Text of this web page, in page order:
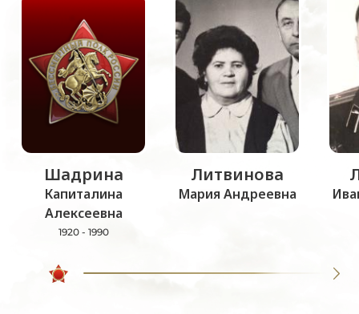
Шадрина
Капиталина
Алексеевна
1920 - 1990
Литвинова
Мария Андреевна